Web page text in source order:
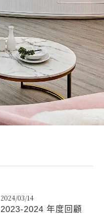
2024/03/14
2023-2024 年度回顧